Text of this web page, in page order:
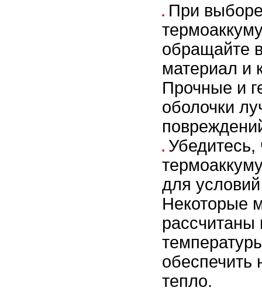
При
обращайте
материал и
Прочные и
оболочки
Убедитесь,
для
Некоторые
рассчитаны
обеспечить
тепло.